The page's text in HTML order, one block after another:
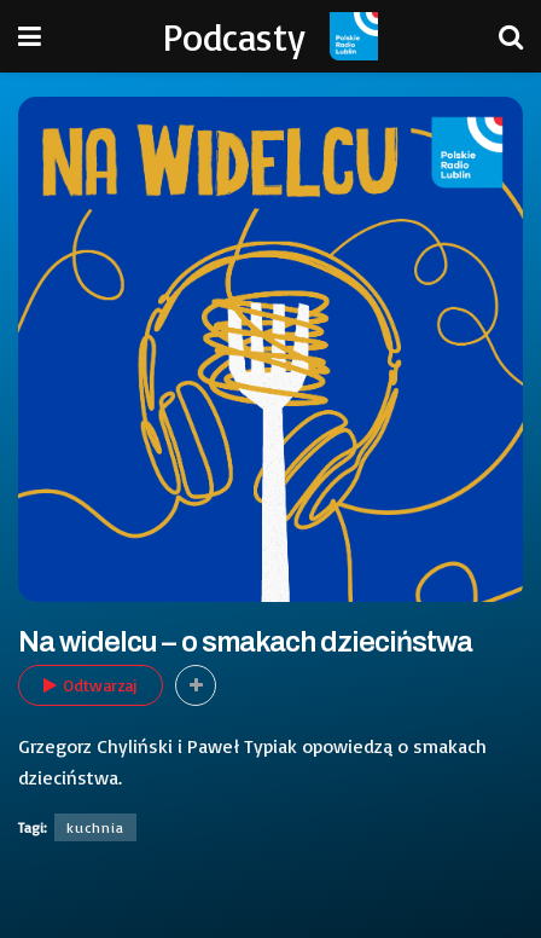
Podcasty
Na widelcu – o smakach dzieciństwa
Odtwarzaj
Grzegorz Chyliński i Paweł Typiak opowiedzą o smakach
dzieciństwa.
Tagi: kuchnia